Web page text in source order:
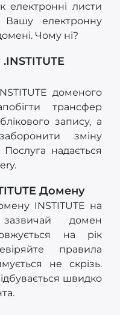
електронні листи
Вашу електронну
Чому ні?
доменого
трансфер
запису, а
зміну
надається
Домену
INSTITUTE на
домен
на рік
правила
не скрізь.
швидко